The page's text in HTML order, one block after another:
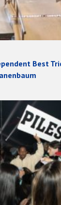
Best